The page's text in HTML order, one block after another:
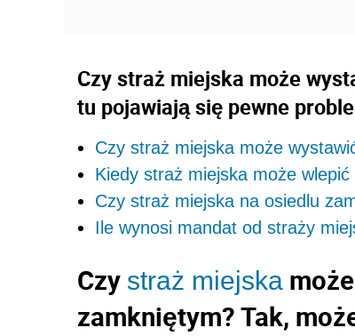
Czy straż miejska może
tu pojawiają się pewne
Czy straż miejska może
Kiedy straż miejska może
Czy straż miejska na osiedlu
Ile wynosi mandat od straży
Czy straż miejska
zamkniętym? Tak,